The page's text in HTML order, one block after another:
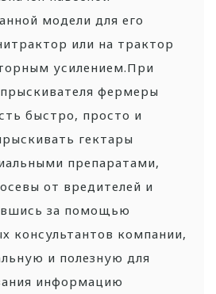
модели для его
или на трактор
усилением.При
фермеры
быстро, просто и
гектары
препаратами,
от вредителей и
за помощью
консультантов компании,
и полезную для
информацию